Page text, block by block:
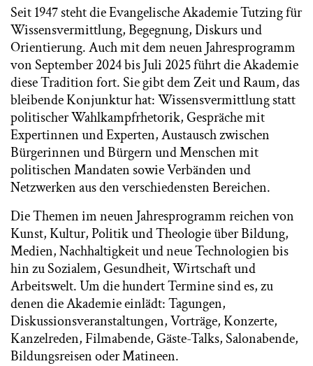
Seit 1947 steht die Evangelische Akademie Tutzing für
Wissensvermittlung, Begegnung, Diskurs und
Orientierung. Auch mit dem neuen Jahresprogramm
von September 2024 bis Juli 2025 führt die Akademie
diese Tradition fort. Sie gibt dem Zeit und Raum, das
bleibende Konjunktur hat: Wissensvermittlung statt
politischer Wahlkampfrhetorik, Gespräche mit
Expertinnen und Experten, Austausch zwischen
Bürgerinnen und Bürgern und Menschen mit
politischen Mandaten sowie Verbänden und
Netzwerken aus den verschiedensten Bereichen.
Die Themen im neuen Jahresprogramm reichen von
Kunst, Kultur, Politik und Theologie über Bildung,
Medien, Nachhaltigkeit und neue Technologien bis
hin zu Sozialem, Gesundheit, Wirtschaft und
Arbeitswelt. Um die hundert Termine sind es, zu
denen die Akademie einlädt: Tagungen,
Diskussionsveranstaltungen, Vorträge, Konzerte,
Kanzelreden, Filmabende, Gäste-Talks, Salonabende,
Bildungsreisen oder Matineen.